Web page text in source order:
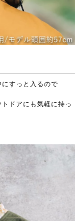
すっと入るので
ドアにも気軽に持っ